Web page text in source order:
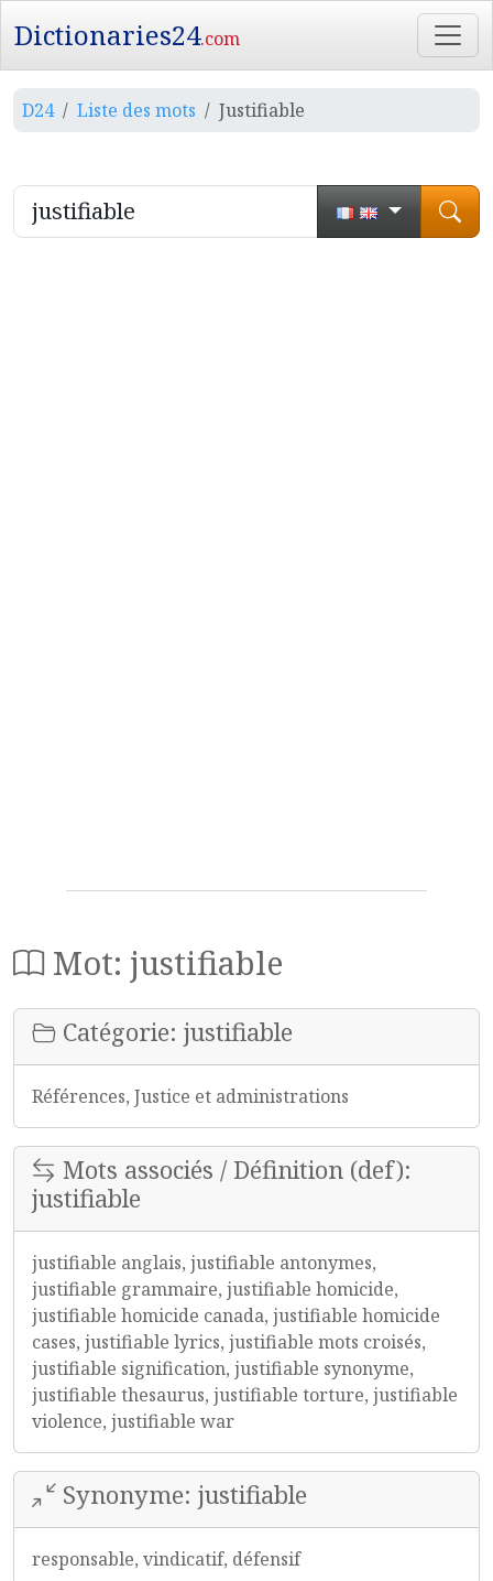
Dictionaries24.com
D24 Liste des mots Justifiable
Mot: justifiable
Catégorie: justifiable
Références, Justice et administrations
Mots associés / Définition (def):
justifiable
justifiable anglais, justifiable antonymes,
justifiable grammaire, justifiable homicide,
justifiable homicide canada, justifiable homicide
cases, justifiable lyrics, justifiable mots croisés,
justifiable signification, justifiable synonyme,
justifiable thesaurus, justifiable torture, justifiable
violence, justifiable war
Synonyme: justifiable
responsable, vindicatif, défensif